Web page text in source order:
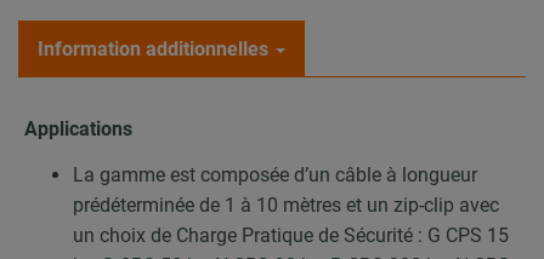
Information additionnelles
Applications
La gamme est composée d’un câble à longueur
prédéterminée de 1 à 10 mètres et un zip-clip avec
un choix de Charge Pratique de Sécurité : G CPS 15